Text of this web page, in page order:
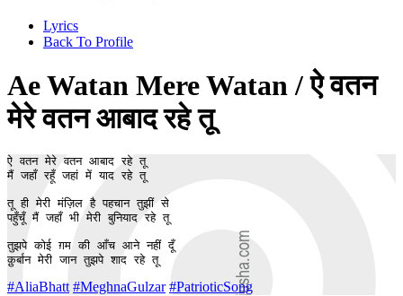
Lyrics
Back To Profile
Ae Watan Mere Watan / ऐ वतन
मेरे वतन आबाद रहे तू
ऐ वतन मेरे वतन आबाद रहे तू
मैं जहाँ रहूँ जहां में याद रहे तू
तू ही मेरी मंज़िल है पहचान तुझीं से
पहुँचूँ मैं जहाँ भी मेरी बुनियाद रहे तू
तुझपे कोई ग़म की आँच आने नहीं दूँ
क़ुर्बान मेरी जान तुझपे शाद रहे तू
#AliaBhatt #MeghnaGulzar #PatrioticSong